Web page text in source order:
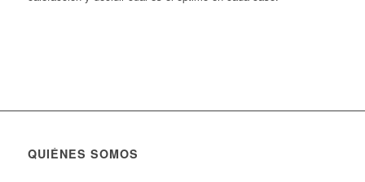
QUIÉNES SOMOS